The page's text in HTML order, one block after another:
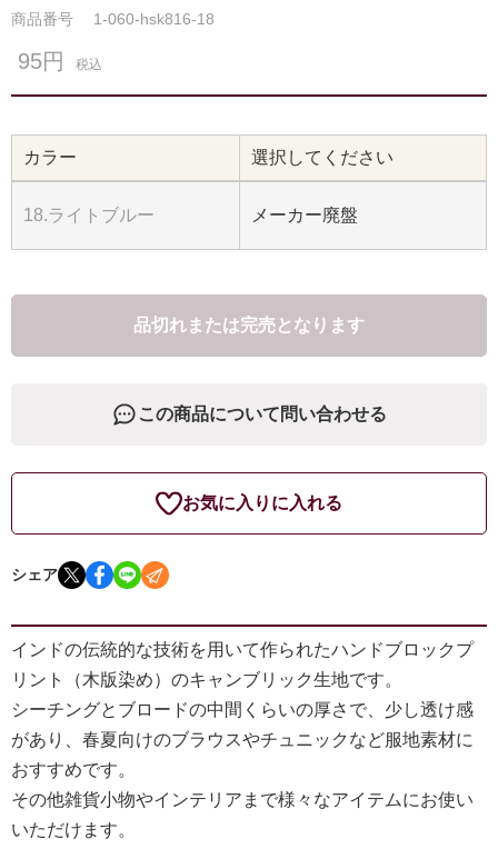
商品番号 1-060-hsk816-18
95円 税込
カラー 選択してください
18.ライトブルー メーカー廃盤
品切れまたは完売となります
この商品について問い合わせる
お気に入りに入れる
シェア
インドの伝統的な技術を用いて作られたハンドブロックプ
リント（木版染め）のキャンブリック生地です。
シーチングとブロードの中間くらいの厚さで、少し透け感
があり、春夏向けのブラウスやチュニックなど服地素材に
おすすめです。
その他雑貨小物やインテリアまで様々なアイテムにお使い
いただけます。